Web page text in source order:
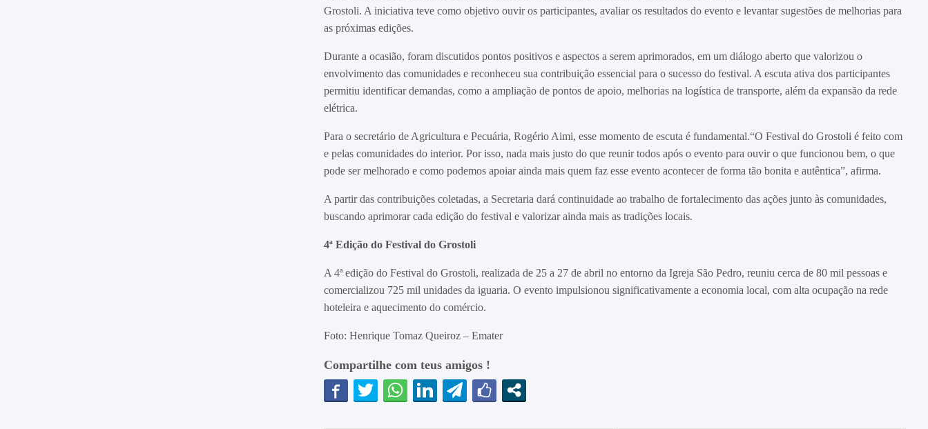
Grostoli. A iniciativa teve como objetivo ouvir os participantes, avaliar os resultados do evento e levantar sugestões de melhorias para
as próximas edições.
Durante a ocasião, foram discutidos pontos positivos e aspectos a serem aprimorados, em um diálogo aberto que valorizou o
envolvimento das comunidades e reconheceu sua contribuição essencial para o sucesso do festival. A escuta ativa dos participantes
permitiu identificar demandas, como a ampliação de pontos de apoio, melhorias na logística de transporte, além da expansão da rede
elétrica.
Para o secretário de Agricultura e Pecuária, Rogério Aimi, esse momento de escuta é fundamental.“O Festival do Grostoli é feito com
e pelas comunidades do interior. Por isso, nada mais justo do que reunir todos após o evento para ouvir o que funcionou bem, o que
pode ser melhorado e como podemos apoiar ainda mais quem faz esse evento acontecer de forma tão bonita e autêntica”, afirma.
A partir das contribuições coletadas, a Secretaria dará continuidade ao trabalho de fortalecimento das ações junto às comunidades,
buscando aprimorar cada edição do festival e valorizar ainda mais as tradições locais.
4ª Edição do Festival do Grostoli
A 4ª edição do Festival do Grostoli, realizada de 25 a 27 de abril no entorno da Igreja São Pedro, reuniu cerca de 80 mil pessoas e
comercializou 725 mil unidades da iguaria. O evento impulsionou significativamente a economia local, com alta ocupação na rede
hoteleira e aquecimento do comércio.
Foto: Henrique Tomaz Queiroz – Emater
Compartilhe com teus amigos !